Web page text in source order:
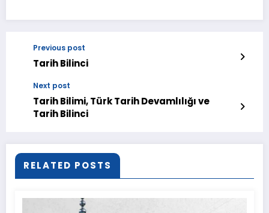
Previous post
Tarih Bilinci
Next post
Tarih Bilimi, Türk Tarih Devamlılığı ve
Tarih Bilinci
RELATED POSTS